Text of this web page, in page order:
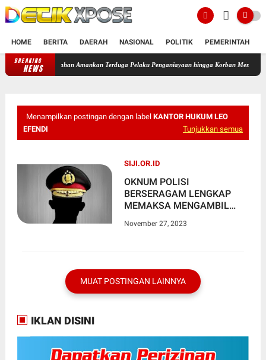
HOME BERITA DAERAH NASIONAL POLITIK PEMERINTAH
BREAKING
NEWS Ipda Rafii Kurnia Kanit Jahtanras Polres Kabupaten Asahan Amankan
Menampilkan postingan dengan label KANTOR HUKUM LEO
EFENDI
Tunjukkan semua
SIJI.OR.ID
OKNUM POLISI
BERSERAGAM LENGKAP
MEMAKSA MENGAMBIL
TERKAIT PERKARA YANG
REKAN DI BOGOR
November 27, 2023
MUAT POSTINGAN LAINNYA
IKLAN DISINI